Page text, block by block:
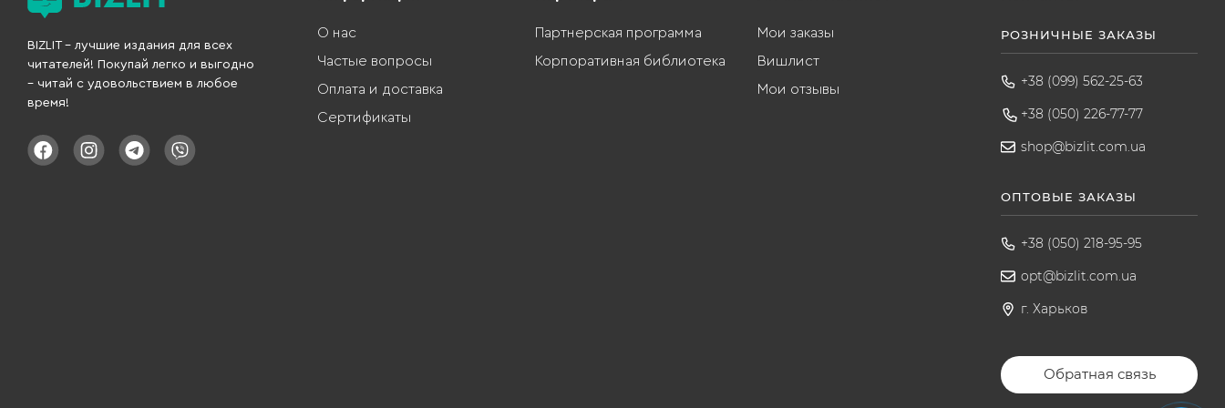
BIZLIT – лучшие издания для всех
читателей! Покупай легко и выгодно
– читай с удовольствием в любое
время!
О нас
Частые вопросы
Оплата и доставка
Сертификаты
Партнерская программа
Корпоративная библиотека
Мои заказы
Вишлист
Мои отзывы
РОЗНИЧНЫЕ ЗАКАЗЫ
+38 (099) 562-25-63
+38 (050) 226-77-77
shop@bizlit.com.ua
ОПТОВЫЕ ЗАКАЗЫ
+38 (050) 218-95-95
opt@bizlit.com.ua
г. Харьков
Обратная связь